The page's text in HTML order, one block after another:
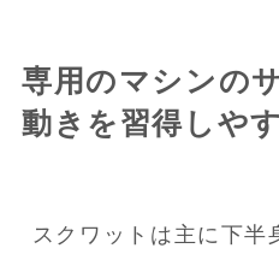
専用のマシンの
動きを習得しや
スクワットは主に下半